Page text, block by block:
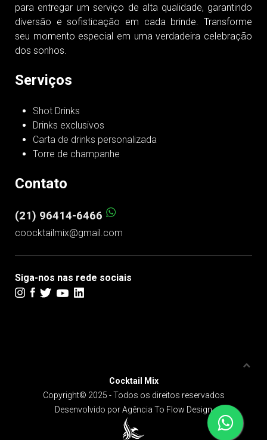
diversão e sofisticação em cada brinde. Transforme
seu momento especial em uma verdadeira celebração
dos sonhos.
Drinks exclusivos
Carta de drinks personalizada
Torre de champanhe
coocktailmix@gmail.com
Copyright© 2025 - Todos os direitos reservados
Desenvolvido porAgência To Flow Design